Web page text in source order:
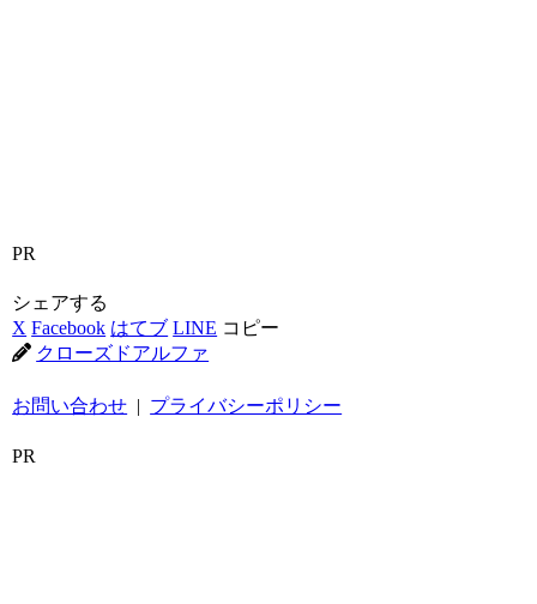
PR
シェアする
X Facebook はてブ LINE コピー
クローズドアルファ
お問い合わせ | プライバシーポリシー
PR